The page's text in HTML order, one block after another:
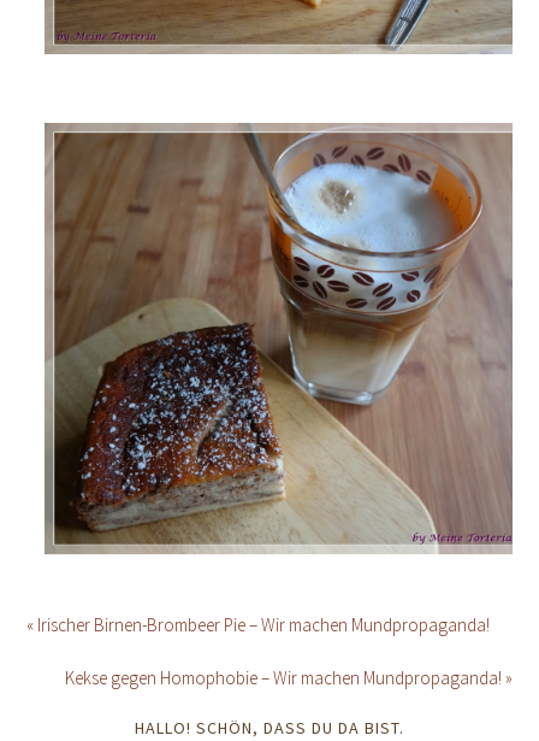
« Irischer Birnen-Brombeer Pie – Wir machen Mundpropaganda!
Kekse gegen Homophobie – Wir machen Mundpropaganda! »
HALLO! SCHÖN, DASS DU DA BIST.